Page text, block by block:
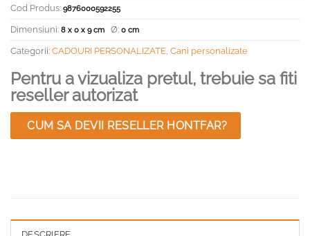
Cod Produs: 9876000592255
Dimensiuni: 8 x 0 x 9 cm Ø: 0 cm
Categorii: CADOURI PERSONALIZATE Cani personalizate
Pentru a vizualiza pretul, trebuie sa fiti
reseller autorizat
CUM SA DEVII RESELLER HONTFAR?